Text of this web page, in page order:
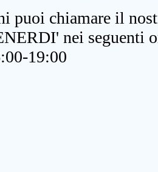
puoi chiamare il
nei seguenti
19:00